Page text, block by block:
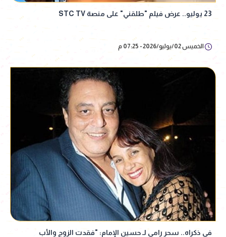
23 يوليو.. عرض فيلم "طلقني" على منصة STC TV
الخميس 02/يوليو/2026 - 07:25 م
في ذكراه.. سحر رامي لـ حسين الإمام: "فقدت الزوج والأب